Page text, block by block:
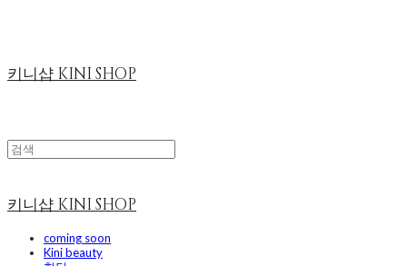
키니샵 KINI SHOP
키니샵 KINI SHOP
coming soon
Kini beauty